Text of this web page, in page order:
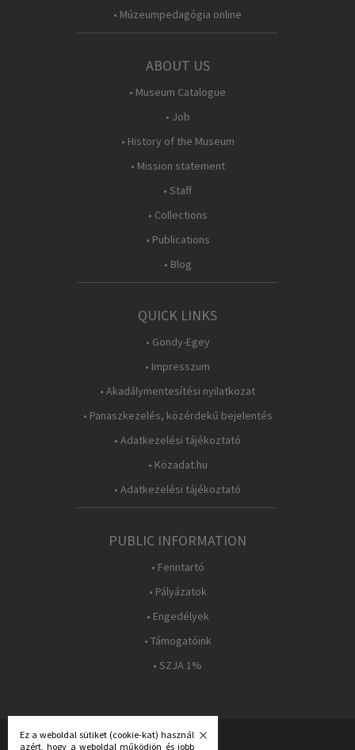
• Múzeumpedagógia online
ABOUT US
• Museum Catalogue
• Job
• History of the Museum
• Mission statement
• Staff
• Collections
• Publications
• Blog
QUICK LINKS
• Gondy-Egey
• Impresszum
• Akadálymentesítési nyilatkozat
• Panaszkezelés, közérdekű bejelentés
• Adatkezelési tájékoztató
• Közadat.hu
• Adatkezelési tájékoztató
PUBLIC INFORMATION
• Fenntartó
• Pályázatok
• Engedélyek
• Támogatóink
• SZJA 1%
Ez a weboldal sütiket (cookie-kat) használ
azért, hogy a weboldal működjön és jobb